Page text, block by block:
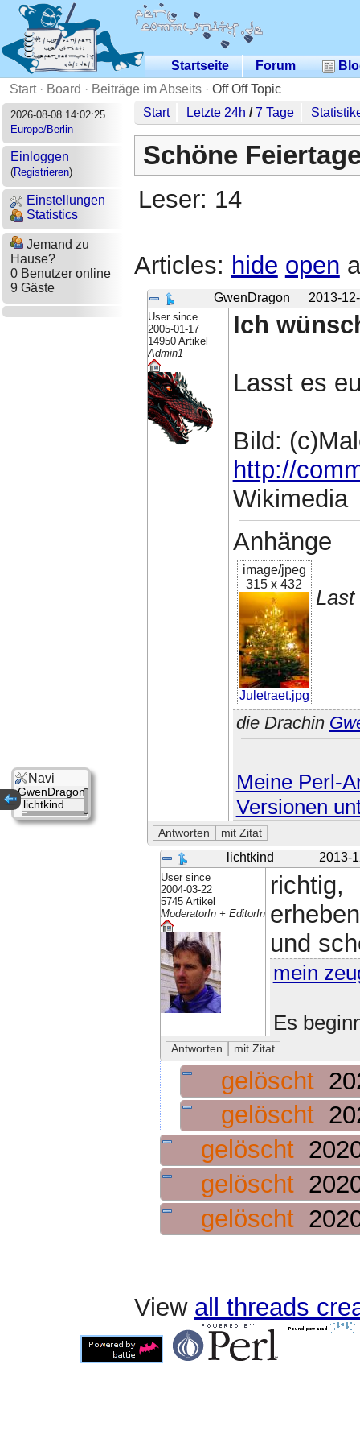
Startseite Forum
Start· Board · Beiträge im Abseits · Off Off Topic
2026-08-08 14:02:25
Europe/Berlin
Einloggen
(Registrieren)
Einstellungen
Statistics
Jemand zu
Hause?
0 Benutzer online
9 Gäste
Start Letzte 24h /7 Tage
Schöne
Leser: 14
Articles: hide open
GwenDragon 2013-
User since
2005-01-17
14950 Artikel
Admin1
Ich
Lasst es
Bild:
http://
Wikimedia
Anhänge
image/jpeg
315 x 432
Juletraet.jpg
Last
die Drachin
Meine Perl-
Versionen
lichtkind 2013-
User since
2004-03-22
5745 Artikel
ModeratorIn + EditorIn
richtig,
und
mein
Es
gelöscht
gelöscht
gelöscht
gelöscht
gelöscht
View all threads
Navi
GwenDragon
lichtkind